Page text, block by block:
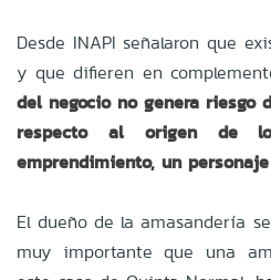
Desde INAPI señalaron que
y que difieren en
del negocio no genera riesgo
respecto al origen de
emprendimiento, un
El dueño de la amasandería
muy importante que una